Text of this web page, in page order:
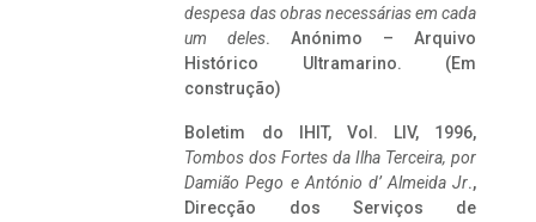
despesa das obras necessárias em cada
um deles. Anónimo – Arquivo
Histórico Ultramarino. (Em
construção)
Boletim do IHIT, Vol. LIV, 1996,
Tombos dos Fortes da Ilha Terceira, por
Damião Pego e António d’ Almeida Jr.,
Direcção dos Serviços de